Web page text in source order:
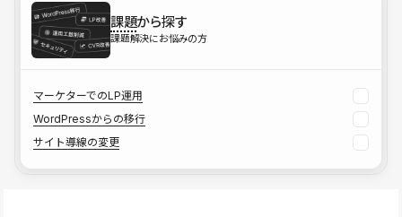
課題から探す
課題解決にお悩みの方
マーケターでのLP運用
WordPressからの移行
サイト導線の変更